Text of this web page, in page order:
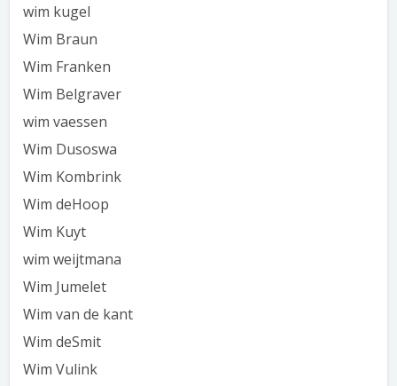
wim kugel
Wim Braun
Wim Franken
Wim Belgraver
wim vaessen
Wim Dusoswa
Wim Kombrink
Wim deHoop
Wim Kuyt
wim weijtmana
Wim Jumelet
Wim van de kant
Wim deSmit
Wim Vulink